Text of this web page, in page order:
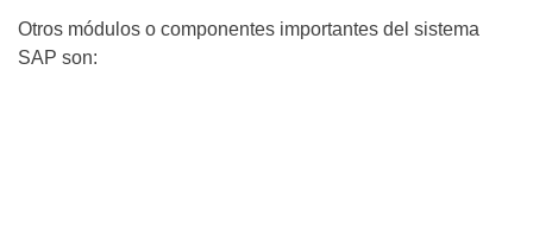
Otros módulos o componentes importantes del sistema
SAP son: